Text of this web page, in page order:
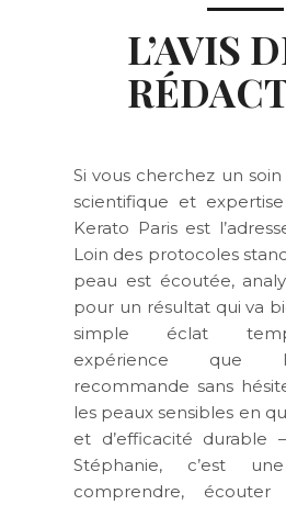
L’AVIS
Si vous cherchez un
scientifique et
Kerato Paris est
Loin des protocoles
peau est écoutée,
pour un résultat qui va
simple éclat
expérience que
recommande sans
les peaux sensibles en
et d’efficacité durable
Stéphanie, c’est
comprendre,